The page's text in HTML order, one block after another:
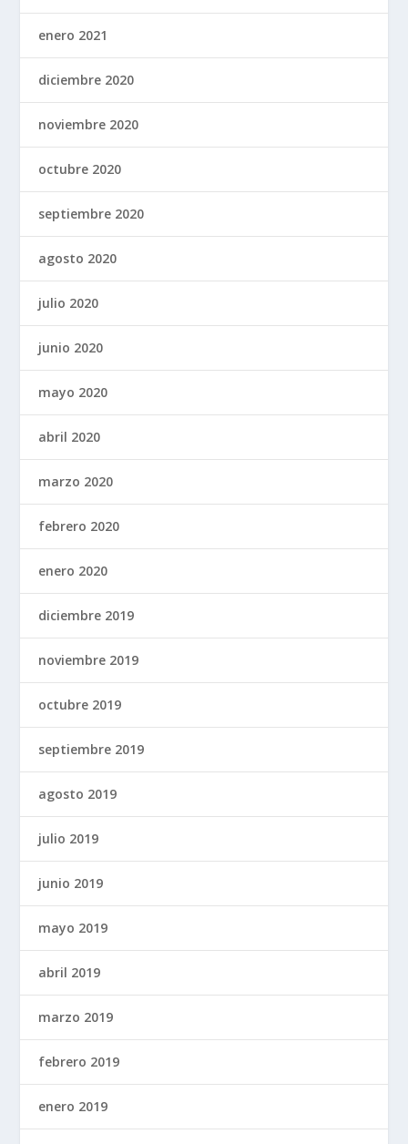
enero 2021
diciembre 2020
noviembre 2020
octubre 2020
septiembre 2020
agosto 2020
julio 2020
junio 2020
mayo 2020
abril 2020
marzo 2020
febrero 2020
enero 2020
diciembre 2019
noviembre 2019
octubre 2019
septiembre 2019
agosto 2019
julio 2019
junio 2019
mayo 2019
abril 2019
marzo 2019
febrero 2019
enero 2019